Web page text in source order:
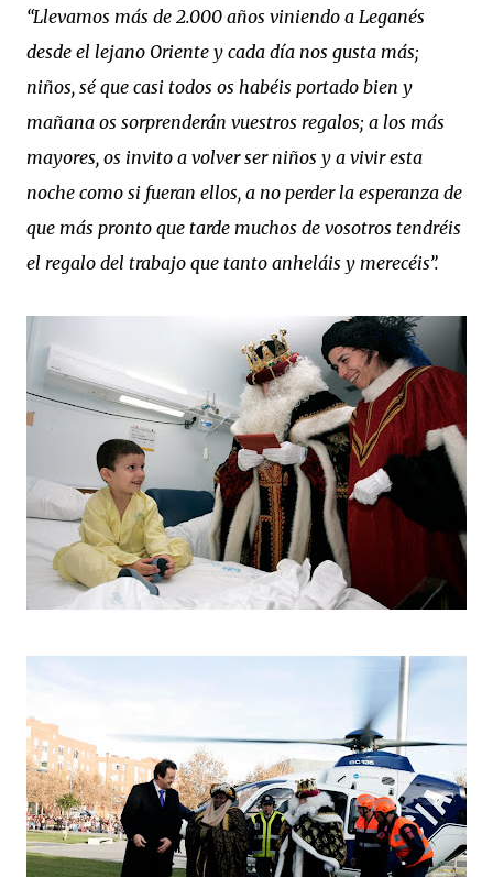
“Llevamos más de 2.000 años viniendo a Leganés
desde el lejano Oriente y cada día nos gusta más;
niños, sé que casi todos os habéis portado bien y
mañana os sorprenderán vuestros regalos; a los más
mayores, os invito a volver ser niños y a vivir esta
noche como si fueran ellos, a no perder la esperanza de
que más pronto que tarde muchos de vosotros tendréis
el regalo del trabajo que tanto anheláis y merecéis”.